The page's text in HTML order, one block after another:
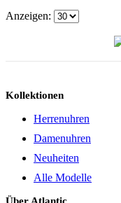
Anzeigen:
Kollektionen
Herrenuhren
Damenuhren
Neuheiten
Alle Modelle